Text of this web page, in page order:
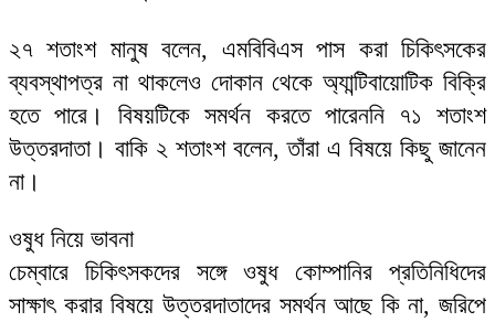
২৭ শতাংশ মানুষ বলেন, এমবিবিএস পাস করা চিকিৎসকের
ব্যবস্থাপত্র না থাকলেও দোকান থেকে অ্যান্টিবায়োটিক বিক্রি
হতে পারে। বিষয়টিকে সমর্থন করতে পারেননি ৭১ শতাংশ
উত্তরদাতা। বাকি ২ শতাংশ বলেন, তাঁরা এ বিষয়ে কিছু জানেন
না।
ওষুধ নিয়ে ভাবনা
চেম্বারে চিকিৎসকদের সঙ্গে ওষুধ কোম্পানির প্রতিনিধিদের
সাক্ষাৎ করার বিষয়ে উত্তরদাতাদের সমর্থন আছে কি না, জরিপে